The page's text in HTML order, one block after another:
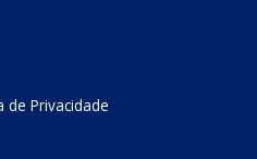
de Privacidade